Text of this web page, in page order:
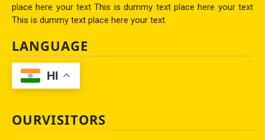
place here your text This is dummy text place here your text
This is dummy text place here your text
LANGUAGE
HI
OURVISITORS